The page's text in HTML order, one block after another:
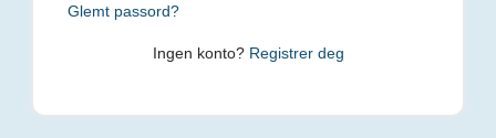
Glemt passord?
Ingen konto? Registrer deg